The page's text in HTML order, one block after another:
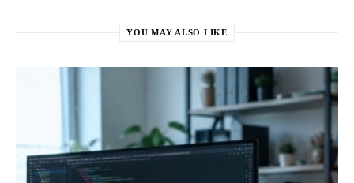
YOU MAY ALSO LIKE